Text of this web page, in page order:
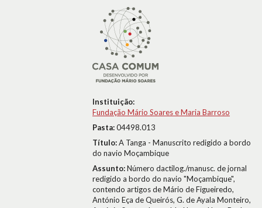
Instituição:
Fundação Mário Soares e Maria Barroso
Pasta:04498.013
Título:A Tanga - Manuscrito redigido a bordo
do navio Moçambique
Assunto:Número dactilog./manusc. de jornal
redigido a bordo do navio "Moçambique",
contendo artigos de Mário de Figueiredo,
António Eça de Queirós, G. de Ayala Monteiro,